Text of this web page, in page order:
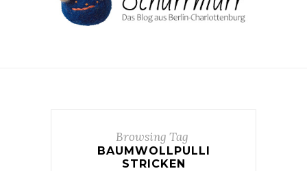
Browsing Tag
BAUMWOLLPULLI
STRICKEN